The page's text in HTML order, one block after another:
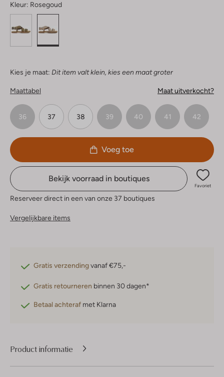
Kleur: Rosegoud
Kies je maat: Dit item valt klein, kies een maat groter
Maattabel Maat uitverkocht?
36 37 38 39 40 41 42
Voeg toe
Bekijk voorraad in boutiques
Favoriet
Reserveer direct in een van onze 37 boutiques
Vergelijkbare items
Gratis verzendingvanaf €75,-
Gratis retourneren binnen 30 dagen*
Betaal achteraf met Klarna
Product informatie